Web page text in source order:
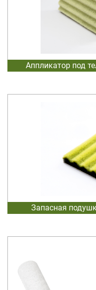
Аппликатор под
Запасная